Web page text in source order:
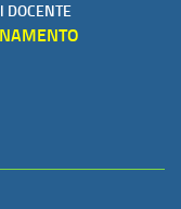
DOCENTE